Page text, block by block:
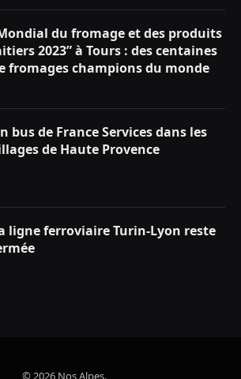
du fromage et des produits
2023” à Tours : des centaines
fromages champions du monde
bus de France Services dans les
de Haute Provence
ligne ferroviaire Turin-Lyon reste
© 2026 Nos Alpes.